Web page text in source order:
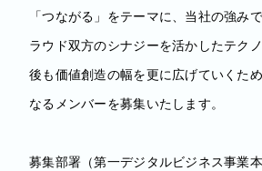
「つながる」をテーマに、当社の強み
ラウド双方のシナジーを活かしたテク
後も価値創造の幅を更に広げていくた
なるメンバーを募集いたします。
募集部署（第一デジタルビジネス事業